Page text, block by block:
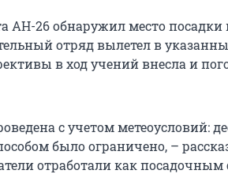
АН-26 обнаружил место посадки
отряд вылетел в
в ход учений внесла и
с учетом метеоусловий:
было ограничено, –
отработали как